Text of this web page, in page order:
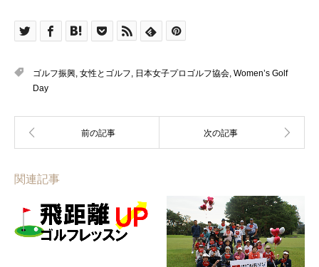
ゴルフ振興, 女性とゴルフ, 日本女子プロゴルフ協会, Women’s Golf
Day
関連記事